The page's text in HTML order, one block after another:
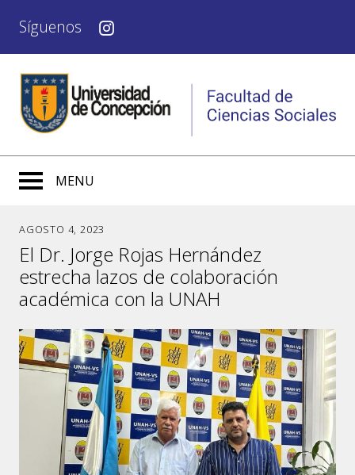
Síguenos
MENU
AGOSTO 4, 2023
El Dr. Jorge Rojas Hernández
estrecha lazos de colaboración
académica con la UNAH